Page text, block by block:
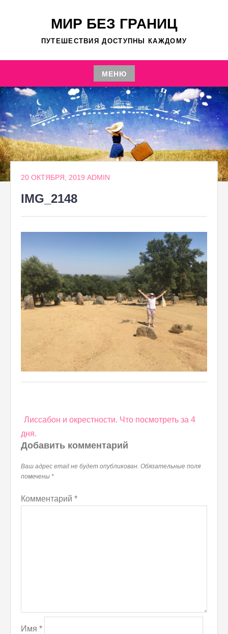
МИР БЕЗ ГРАНИЦ
ПУТЕШЕСТВИЯ ДОСТУПНЫ КАЖДОМУ
МЕНЮ
Перейти
к
содержимому
20 ОКТЯБРЯ, 2019 ADMIN
IMG_2148
Навигация
по
записям
Лиссабон и окрестности. Что посмотреть за 4
дня.
Добавить комментарий
Ваш адрес email не будет опубликован. Обязательные поля
помечены *
Комментарий *
Имя *